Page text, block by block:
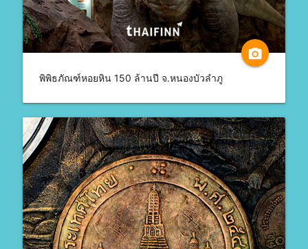
camera_alt
พิพิธภัณฑ์หอยหิน 150 ล้านปี จ.หนองบัวลำภู